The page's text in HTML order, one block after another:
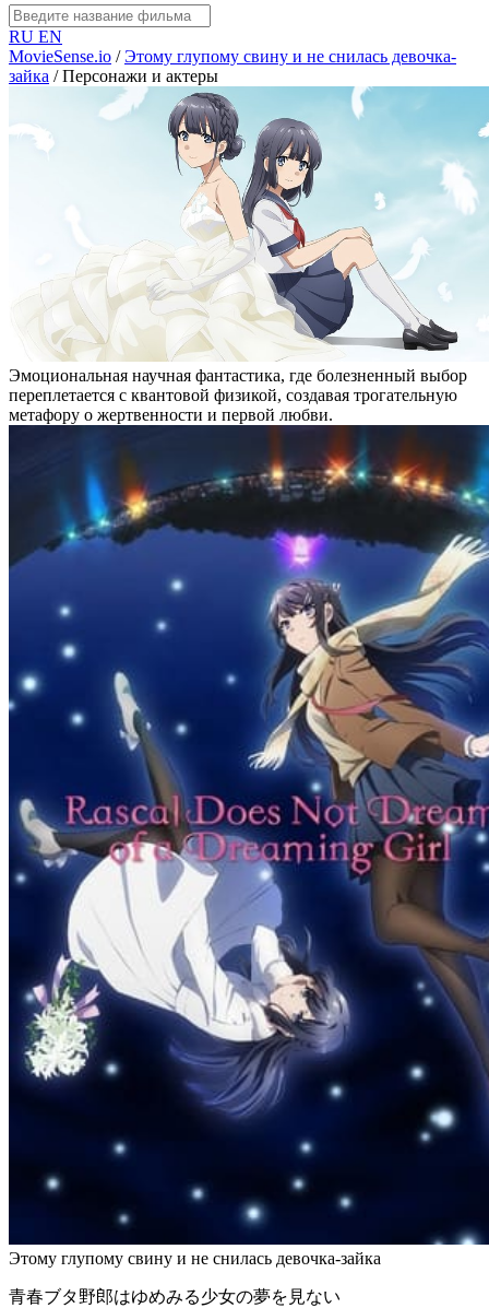
RU EN
MovieSense.io / Этому глупому свину и не снилась девочка-
зайка / Персонажи и актеры
Эмоциональная научная фантастика, где болезненный выбор
переплетается с квантовой физикой, создавая трогательную
метафору о жертвенности и первой любви.
Этому глупому свину и не снилась девочка-зайка
青春ブタ野郎はゆめみる少女の夢を見ない